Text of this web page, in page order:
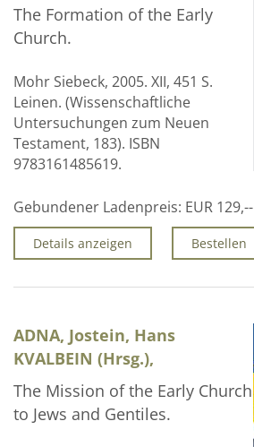
The Formation of the Early
Church.
Mohr Siebeck, 2005. XII, 451 S.
Leinen. (Wissenschaftliche
Untersuchungen zum Neuen
Testament, 183). ISBN
9783161485619.
Gebundener Ladenpreis: EUR 129,--
Details anzeigen Bestellen
ADNA, Jostein, Hans
KVALBEIN (Hrsg.),
The Mission of the Early Church
to Jews and Gentiles.